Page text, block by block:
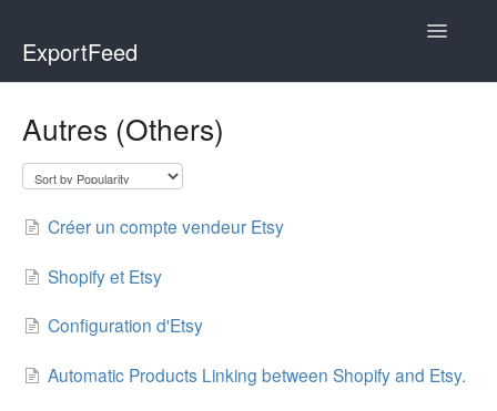
ExportFeed
Toggle
Affiliate Marketplace
Autres (Others)
Créer un compte vendeur Etsy
Shopify et Etsy
Configuration d'Etsy
Automatic Products Linking between Shopify and Etsy.